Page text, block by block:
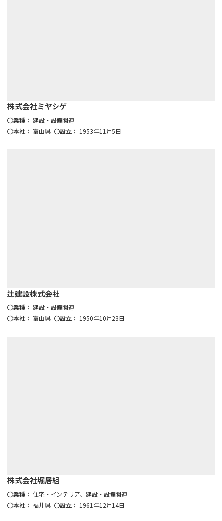
株式会社ミヤシゲ
業種： 建設・設備関連
本社： 富山県 設立： 1953年11月5日
辻建設株式会社
業種： 建設・設備関連
本社： 富山県 設立： 1950年10月23日
株式会社堀居組
業種： 住宅・インテリア、建設・設備関連
本社： 福井県 設立： 1961年12月14日